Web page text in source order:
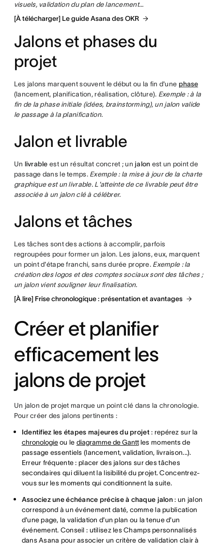
visuels, validation du plan de lancement...
[À télécharger] Le guide Asana des OKR
Jalons et phases du
projet
Les jalons marquent souvent le début ou la fin d'une phase
(lancement, planification, réalisation, clôture). Exemple : à la
fin de la phase initiale (idées, brainstorming), un jalon valide
le passage à la planification.
Jalon et livrable
Un livrable est un résultat concret ; un jalon est un point de
passage dans le temps. Exemple : la mise à jour de la charte
graphique est un livrable. L'atteinte de ce livrable peut être
associée à un jalon clé à célébrer.
Jalons et tâches
Les tâches sont des actions à accomplir, parfois
regroupées pour former un jalon. Les jalons, eux, marquent
un point d'étape franchi, sans durée propre. Exemple : la
création des logos et des comptes sociaux sont des tâches ;
un jalon vient souligner leur finalisation.
[À lire] Frise chronologique : présentation et avantages
Créer et planifier
efficacement les
jalons de projet
Un jalon de projet marque un point clé dans la chronologie.
Pour créer des jalons pertinents :
Identifiez les étapes majeures du projet: repérez sur la
chronologieou le diagramme de Ganttles moments de
passage essentiels (lancement, validation, livraison...).
Erreur fréquente : placer des jalons sur des tâches
secondaires qui diluent la lisibilité du projet. Concentrez-
vous sur les moments qui conditionnent la suite.
Associez une échéance précise à chaque jalon: un jalon
correspond à un événement daté, comme la publication
d'une page, la validation d'un plan ou la tenue d'un
événement. Conseil : utilisez les Champs personnalisés
dans Asana pour associer un critère de validation clair à